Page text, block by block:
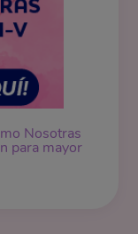
Nosotras
para mayor